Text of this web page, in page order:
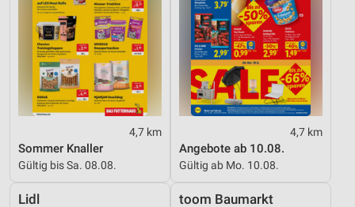
4,7 km
Sommer Knaller
Gültig bis Sa. 08.08.
4,7 km
Angebote ab 10.08.
Gültig ab Mo. 10.08.
Lidl toom Baumarkt